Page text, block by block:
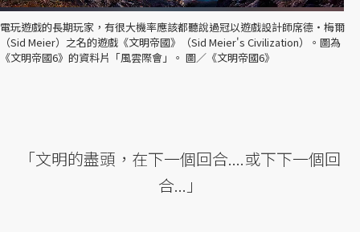
電玩遊戲的長期玩家，有很大機率應該都聽說過冠以遊戲設計師席德‧梅爾
（Sid Meier）之名的遊戲《文明帝國》（Sid Meier's Civilization）。圖為
《文明帝國6》的資料片「風雲際會」。 圖／《文明帝國6》
「文明的盡頭，在下一個回合....或下下一個回
合...」